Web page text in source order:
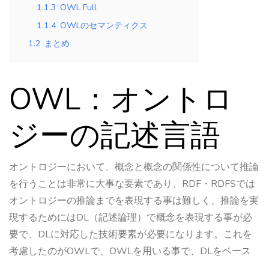
1.1.3 OWL Full
1.1.4 OWLのセマンティクス
1.2 まとめ
OWL：オントロ
ジーの記述言語
オントロジーにおいて、概念と概念の関係性について推論
を行うことは非常に大事な要素であり、RDF・RDFSでは
オントロジーの推論までを表現する事は難しく、推論を実
現するためにはDL（記述論理）で概念を表現する事が必
要で、DLに対応した技術要素が必要になります。これを
考慮したのがOWLで、OWLを用いる事で、DLをベース